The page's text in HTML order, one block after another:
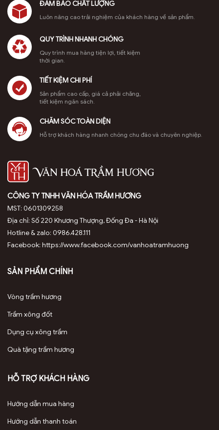
ĐẢM BẢO CHẤT LƯỢNG
Luôn nâng cao trải nghiệm của khách hàng về sản phẩm.
QUY TRÌNH NHANH CHÓNG
Quy trình mua hàng tiện lợi, tiết kiệm
thời gian.
TIẾT KIỆM CHI PHÍ
Sản phẩm cao cấp, giá cả phải chăng,
tiết kiệm ngân sách.
CHĂM SÓC TOÀN DIỆN
Hỗ trợ khách hàng nhanh chóng chu đáo và chuyên nghiệp.
CÔNG TY TNHH VĂN HÓA TRẦM HƯƠNG
MST: 0601309258
Địa chỉ: Số 220 Khương Thượng, Đống Đa - Hà Nội
Hotline & zalo: 0986.428.111
Facebook: https://www.facebook.com/vanhoatramhuong
SẢN PHẨM CHÍNH
Vòng trầm hương
Trầm xông đốt
Dụng cụ xông trầm
Quà tặng trầm hương
HỖ TRỢ KHÁCH HÀNG
Hướng dẫn mua hàng
Hướng dẫn thanh toán